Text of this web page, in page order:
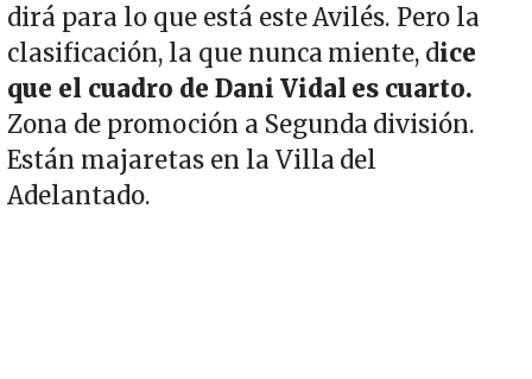
dirá para lo que está este Avilés. Pero la
clasificación, la que nunca miente, dice
que el cuadro de Dani Vidal es cuarto.
Zona de promoción a Segunda división.
Están majaretas en la Villa del
Adelantado.